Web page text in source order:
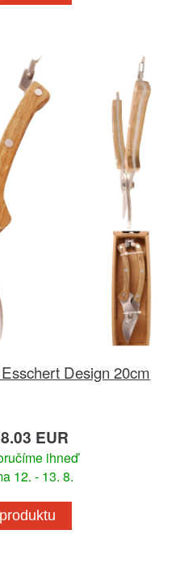
Design 20cm
EUR
ihneď
12. - 13. 8.